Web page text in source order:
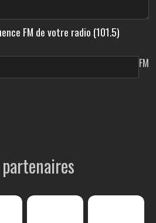
FM de votre radio (101.5)
FM